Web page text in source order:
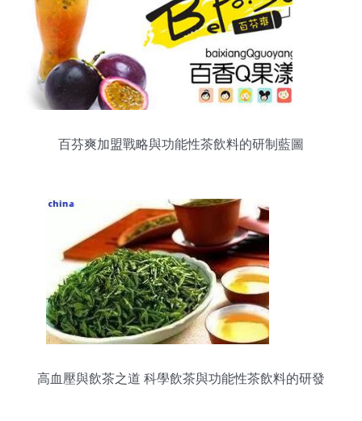
百芬爽加盟戰略與功能性茶飲料的研制藍圖
高血壓與飲茶之道 科學飲茶與功能性茶飲料的研發